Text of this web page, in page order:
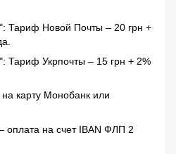
Тариф Новой Почты – 20 грн +
Тариф Укрпочты – 15 грн + 2%
карту Монобанк или
оплата на счет IBAN ФЛП 2